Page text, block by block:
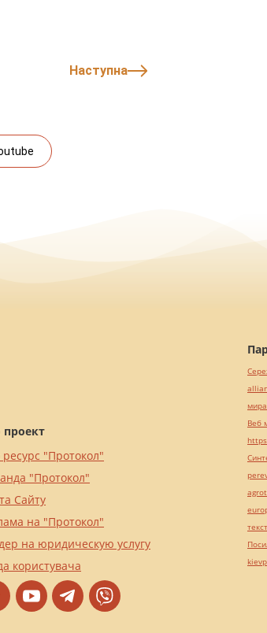
Наступна
проект
"Протокол"
"Протокол"
Сайту
на "Протокол"
на юридическую услугу
користувача
Веб